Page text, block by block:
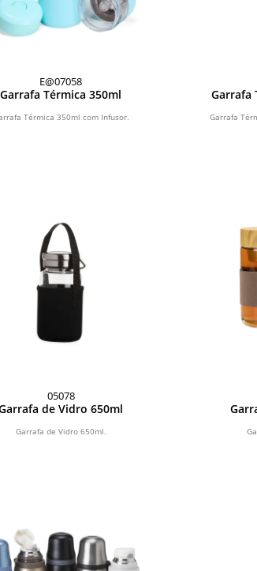
E@07058
Garrafa Térmica 350ml
Térmica 350ml com Infusor.
Garrafa
Garrafa
05078
de Vidro 650ml
Garrafa de Vidro 650ml.